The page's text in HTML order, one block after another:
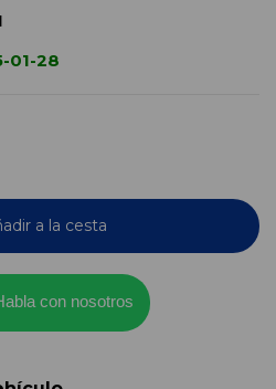
01-28
a la cesta
con nosotros